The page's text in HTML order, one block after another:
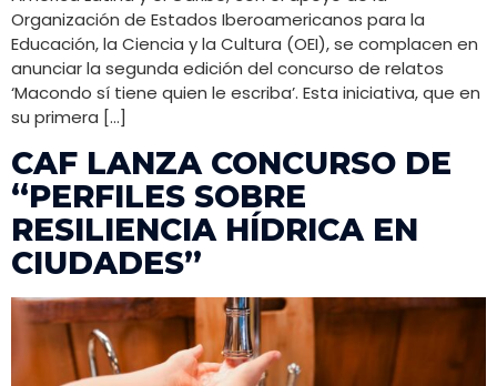
Organización de Estados Iberoamericanos para la
Educación, la Ciencia y la Cultura (OEI), se complacen en
anunciar la segunda edición del concurso de relatos
‘Macondo sí tiene quien le escriba’. Esta iniciativa, que en
su primera […]
CAF LANZA CONCURSO DE
“PERFILES SOBRE
RESILIENCIA HÍDRICA EN
CIUDADES”